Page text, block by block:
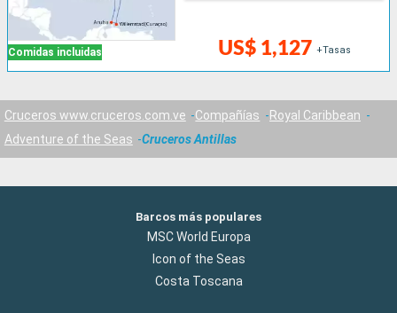
Comidas incluidas US$ 1,127 +Tasas
Cruceros www.cruceros.com.ve Compañías
Royal Caribbean
Adventure of the Seas
Cruceros Antillas
Barcos más populares
MSC World Europa
Icon of the Seas
Costa Toscana